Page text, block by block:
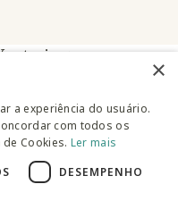
×
a experiência do usuário.
com todos os
Cookies. Ler mais
DESEMPENHO